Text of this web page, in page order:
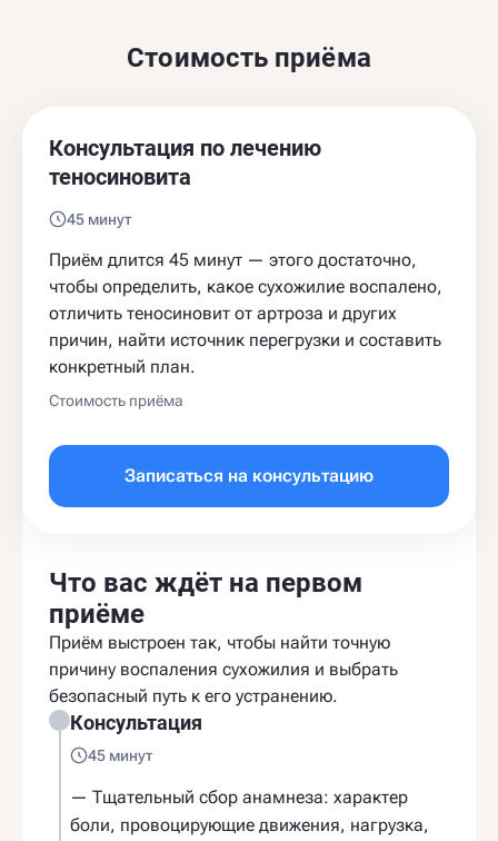
Стоимость приёма
Консультация по лечению
теносиновита
45 минут
Приём длится 45 минут — этого достаточно,
чтобы определить, какое сухожилие воспалено,
отличить теносиновит от артроза и других
причин, найти источник перегрузки и составить
конкретный план.
Стоимость приёма
Записаться на консультацию
Что вас ждёт на первом
приёме
Приём выстроен так, чтобы найти точную
причину воспаления сухожилия и выбрать
безопасный путь к его устранению.
Консультация
45 минут
— Тщательный сбор анамнеза: характер
боли, провоцирующие движения, нагрузка,